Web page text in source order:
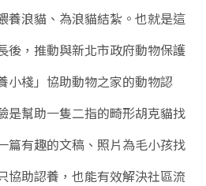
養浪貓、為浪貓結紮。也就是這
後，推動與新北市政府動物保護
小棧」協助動物之家的動物認
是幫助一隻二指的畸形胡克貓找
篇有趣的文稿、照片為毛小孩找
協助認養，也能有效解決社區流